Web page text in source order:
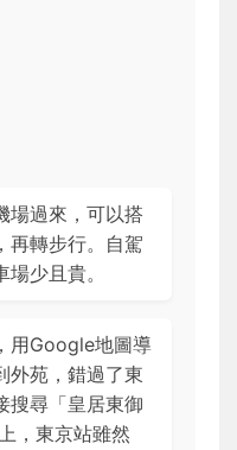
場過來，可以搭
再轉步行。自駕
少且貴。
用Google地圖導
外苑，錯過了東
搜尋「皇居東御
，東京站雖然